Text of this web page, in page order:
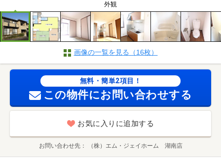
外観
画像の一覧を見る（16枚）
無料・簡単2項目！
この物件にお問い合わせする
お気に入りに追加する
お問い合わせ先 （株）エム・ジェイホーム 湖南店